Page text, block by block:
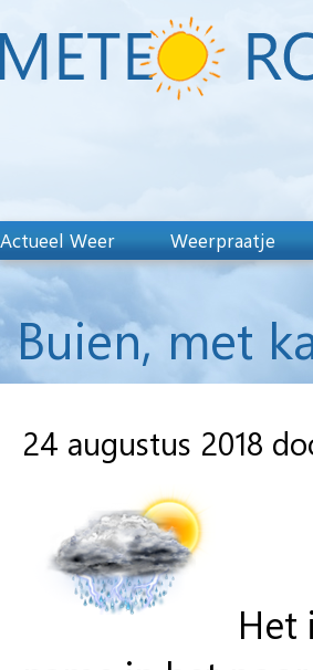
Actueel Weer Weerpraatje
Buien, met
24 augustus 2018
Het